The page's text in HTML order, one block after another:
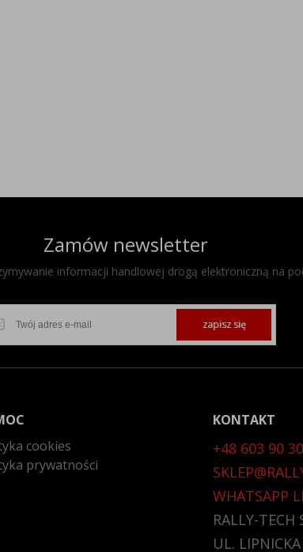
Zamów newsletter
informacji handlowej drogą elektroniczną na
zapisz się
cookies
prywatności
KONTAKT
+48 603 90
WHATSAPP
RALLY-TECH
UL.